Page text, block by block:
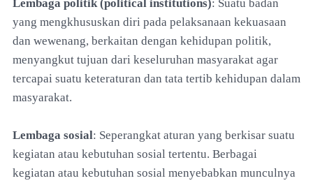
Lembaga politik (political institutions): Suatu badan
yang mengkhususkan diri pada pelaksanaan kekuasaan
dan wewenang, berkaitan dengan kehidupan politik,
menyangkut tujuan dari keseluruhan masyarakat agar
tercapai suatu keteraturan dan tata tertib kehidupan dalam
masyarakat.
Lembaga sosial: Seperangkat aturan yang berkisar suatu
kegiatan atau kebutuhan sosial tertentu. Berbagai
kegiatan atau kebutuhan sosial menyebabkan munculnya